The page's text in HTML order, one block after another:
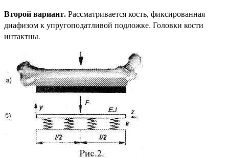
Второй вариант.Рассматривается кость, фиксированная
диафизом к упругоподатливой подложке. Головки кости
интактны.